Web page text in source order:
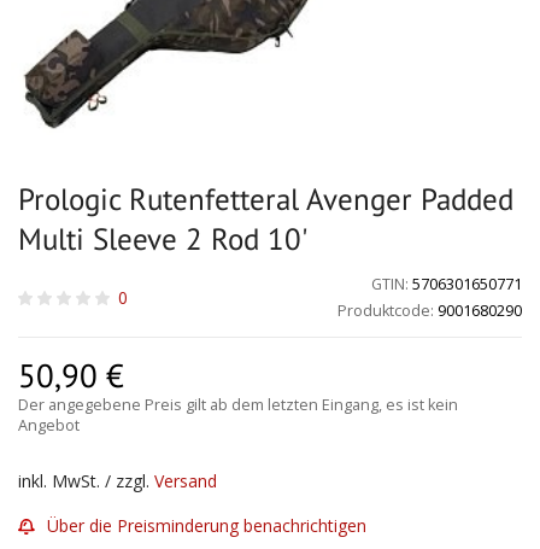
Prologic Rutenfetteral Avenger Padded
Multi Sleeve 2 Rod 10'
GTIN: 5706301650771
Produktcode: 9001680290
0
50,90 €
Der angegebene Preis gilt ab dem letzten Eingang, es ist kein
Angebot
inkl. MwSt. / zzgl. Versand
Über die Preisminderung benachrichtigen